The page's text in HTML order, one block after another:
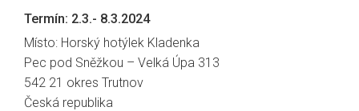
Termín: 2.3.- 8.3.2024
Místo: Horský hotýlek Kladenka
Pec pod Sněžkou – Velká Úpa 313
542 21 okres Trutnov
Česká republika